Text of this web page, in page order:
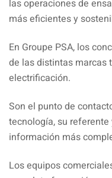
las operaciones de
más eficientes y
En Groupe PSA, los
de las distintas marcas
electrificación.
Son el punto de
tecnología, su
información más
Los equipos